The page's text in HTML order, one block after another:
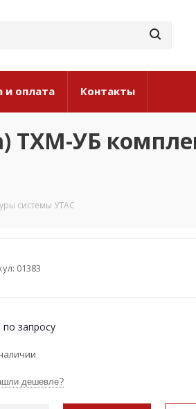
и оплата Контакты
ТХМ-УБ
системы УТАС
01383
запросу
дешевле?